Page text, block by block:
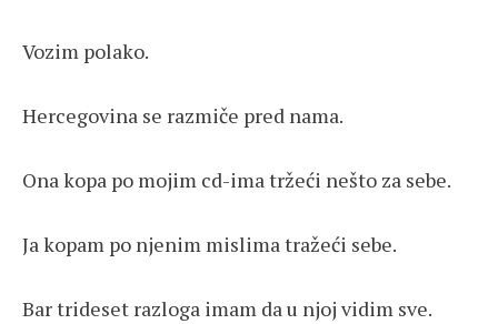
Vozim polako.
Hercegovina se razmiče pred nama.
Ona kopa po mojim cd-ima tržeći nešto za sebe.
Ja kopam po njenim mislima tražeći sebe.
Bar trideset razloga imam da u njoj vidim sve.